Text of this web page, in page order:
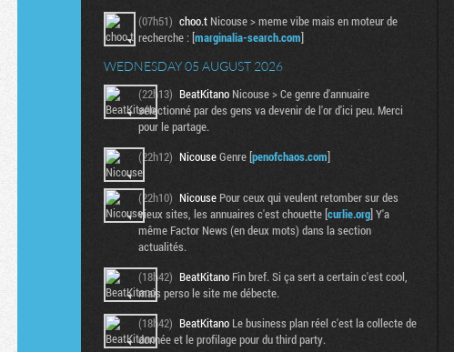
(07h51) choo.t Nicouse > meme vibe mais en moteur de
recherche : [marginalia-search.com]
WEDNESDAY 05 AUGUST 2026
(22h13) BeatKitano Nicouse > Ce genre d'annuaire
sélectionné par des gens va devenir de l'or d'ici peu. Merci
pour le partage.
(22h12) NicouseGenre [penofchaos.com]
(22h10) Nicouse Pour ceux qui veulent retomber sur des
vieux sites, les annuaires c'est chouette [curlie.org] Y'a
même Factor News (en deux mots) dans la section
actualités.
(18h42) BeatKitano Fin bref. Si ça sert a certain c'est cool,
mais perso le site me débecte.
(18h42) BeatKitano Le business plan réel c'est la collecte de
donnée et le profilage pour du third party.